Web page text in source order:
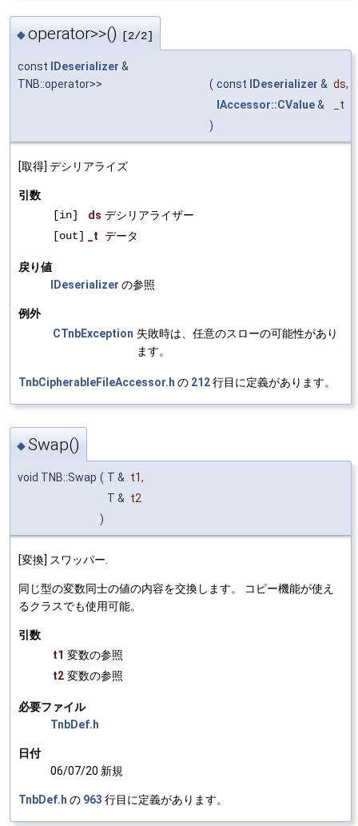
◆operator>>() [2/2]
const IDeserializer &
TNB::operator>>
( const IDeserializer & ds,
IAccessor::CValue&
_t
)
[取得] デシリアライズ
引数
[in]
ds デシリアライザー
[out]
_t データ
戻り値
IDeserializer の参照
例外
CTnbException 失敗時は、任意のスローの可能性があり
ます。
TnbCipherableFileAccessor.h の 212行目に定義があります。
◆Swap()
void TNB::Swap ( T & t1,
T & t2
)
[変換] スワッパー.
同じ型の変数同士の値の内容を交換します。 コピー機能が使え
るクラスでも使用可能。
引数
t1 変数の参照
t2 変数の参照
必要ファイル
TnbDef.h
日付
06/07/20 新規
TnbDef.h の 963 行目に定義があります。